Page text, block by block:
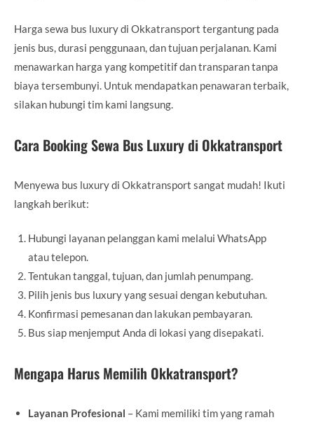
Harga sewa bus luxury di Okkatransport tergantung pada
jenis bus, durasi penggunaan, dan tujuan perjalanan. Kami
menawarkan harga yang kompetitif dan transparan tanpa
biaya tersembunyi. Untuk mendapatkan penawaran terbaik,
silakan hubungi tim kami langsung.
Cara Booking Sewa Bus Luxury di Okkatransport
Menyewa bus luxury di Okkatransport sangat mudah! Ikuti
langkah berikut:
Hubungi layanan pelanggan kami melalui WhatsApp
atau telepon.
Tentukan tanggal, tujuan, dan jumlah penumpang.
Pilih jenis bus luxury yang sesuai dengan kebutuhan.
Konfirmasi pemesanan dan lakukan pembayaran.
Bus siap menjemput Anda di lokasi yang disepakati.
Mengapa Harus Memilih Okkatransport?
Layanan Profesional – Kami memiliki tim yang ramah